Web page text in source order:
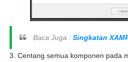
Baca Juga : Singkatan
3. Centang semua komponen pada